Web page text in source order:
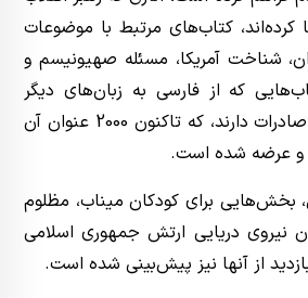
کرده‌اند، کتاب‌های مرتبط با موضوعات
شناخت آمریکا، مسئله صهیونیسم و
که از فارسی به زبان‌های دیگر
ترجمه شده و قابلیت صادرات دارند، که تاکنون 2000 عنوان آن
بخش‌هایی برای کودکان میناب، مظلوم
نیروی دریایی ارتش جمهوری اسلامی
از آنها نیز پیش‌بینی شده است.